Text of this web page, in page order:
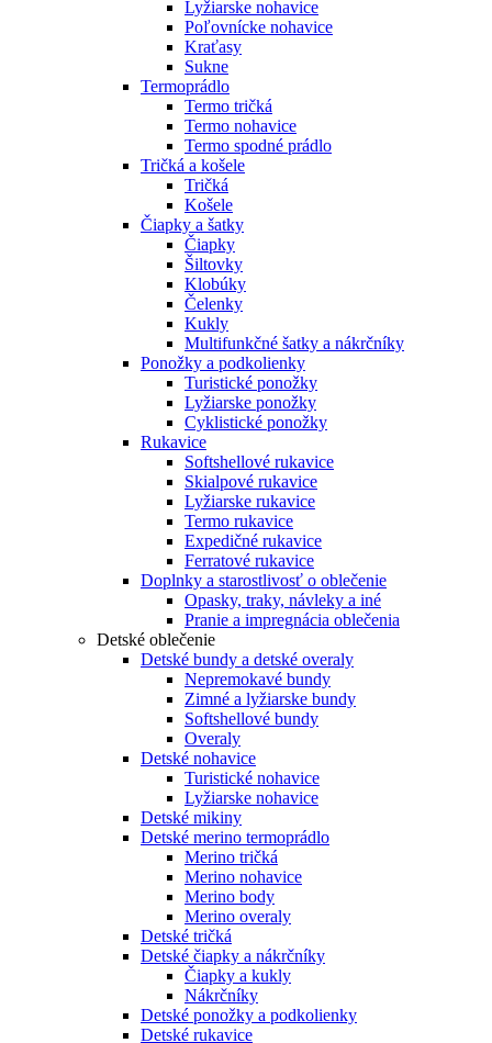
Lyžiarske nohavice
Poľovnícke nohavice
Kraťasy
Sukne
Termoprádlo
Termo tričká
Termo nohavice
Termo spodné prádlo
Tričká a košele
Tričká
Košele
Čiapky a šatky
Čiapky
Šiltovky
Klobúky
Čelenky
Kukly
Multifunkčné šatky a nákrčníky
Ponožky a podkolienky
Turistické ponožky
Lyžiarske ponožky
Cyklistické ponožky
Rukavice
Softshellové rukavice
Skialpové rukavice
Lyžiarske rukavice
Termo rukavice
Expedičné rukavice
Ferratové rukavice
Doplnky a starostlivosť o oblečenie
Opasky, traky, návleky a iné
Pranie a impregnácia oblečenia
Detské oblečenie
Detské bundy a detské overaly
Nepremokavé bundy
Zimné a lyžiarske bundy
Softshellové bundy
Overaly
Detské nohavice
Turistické nohavice
Lyžiarske nohavice
Detské mikiny
Detské merino termoprádlo
Merino tričká
Merino nohavice
Merino body
Merino overaly
Detské tričká
Detské čiapky a nákrčníky
Čiapky a kukly
Nákrčníky
Detské ponožky a podkolienky
Detské rukavice